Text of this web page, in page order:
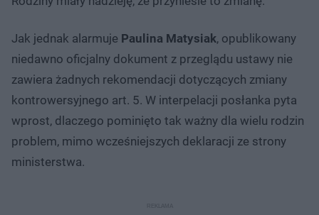
Jak jednak alarmuje Paulina Matysiak, opublikowany
niedawno oficjalny dokument z przeglądu ustawy nie
zawiera żadnych rekomendacji dotyczących zmiany
kontrowersyjnego art. 5. W interpelacji posłanka pyta
wprost, dlaczego pominięto tak ważny dla wielu rodzin
problem, mimo wcześniejszych deklaracji ze strony
ministerstwa.